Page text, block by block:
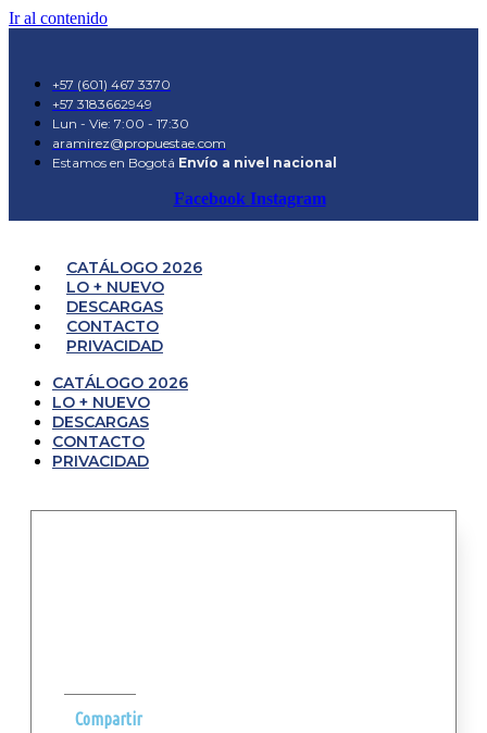
Ir al contenido
+57 (601) 467 3370
+57 3183662949
Lun - Vie: 7:00 - 17:30
aramirez@propuestae.com
Estamos en Bogotá Envío a nivel nacional
Facebook Instagram
CATÁLOGO 2026
LO + NUEVO
DESCARGAS
CONTACTO
PRIVACIDAD
CATÁLOGO 2026
LO + NUEVO
DESCARGAS
CONTACTO
PRIVACIDAD
Compartir